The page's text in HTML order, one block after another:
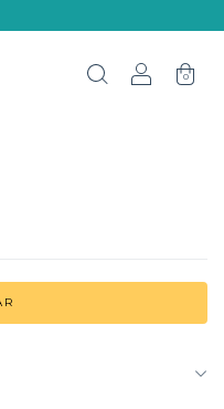
0